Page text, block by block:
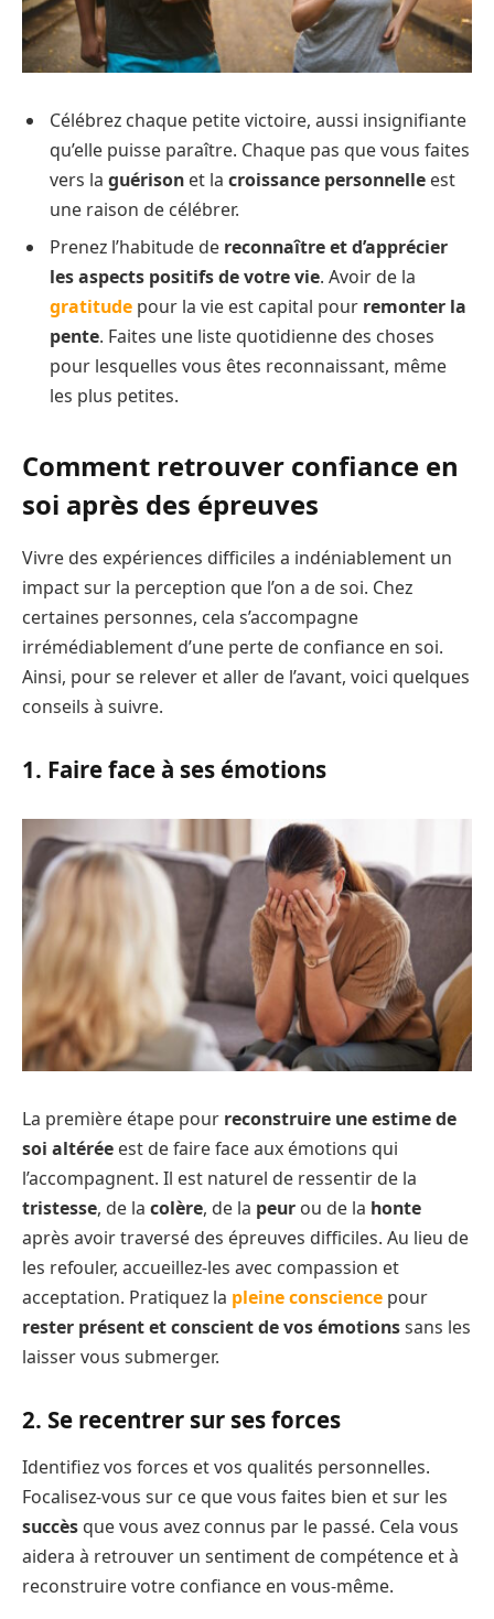
Célébrez chaque petite victoire, aussi insignifiante
qu’elle puisse paraître. Chaque pas que vous faites
vers la guérison et la croissance personnelle est
une raison de célébrer.
Prenez l’habitude de reconnaître et d’apprécier
les aspects positifs de votre vie. Avoir de la
gratitude pour la vie est capital pour remonter la
pente. Faites une liste quotidienne des choses
pour lesquelles vous êtes reconnaissant, même
les plus petites.
Comment retrouver confiance en
soi après des épreuves
Vivre des expériences difficiles a indéniablement un
impact sur la perception que l’on a de soi. Chez
certaines personnes, cela s’accompagne
irrémédiablement d’une perte de confiance en soi.
Ainsi, pour se relever et aller de l’avant, voici quelques
conseils à suivre.
1. Faire face à ses émotions
La première étape pour reconstruire une estime de
soi altérée est de faire face aux émotions qui
l’accompagnent. Il est naturel de ressentir de la
tristesse, de la colère, de la peur ou de la honte
après avoir traversé des épreuves difficiles. Au lieu de
les refouler, accueillez-les avec compassion et
acceptation. Pratiquez la pleine conscience pour
rester présent et conscient de vos émotionssans les
laisser vous submerger.
2. Se recentrer sur ses forces
Identifiez vos forces et vos qualités personnelles.
Focalisez-vous sur ce que vous faites bien et sur les
succès que vous avez connus par le passé. Cela vous
aidera à retrouver un sentiment de compétence et à
reconstruire votre confiance en vous-même.